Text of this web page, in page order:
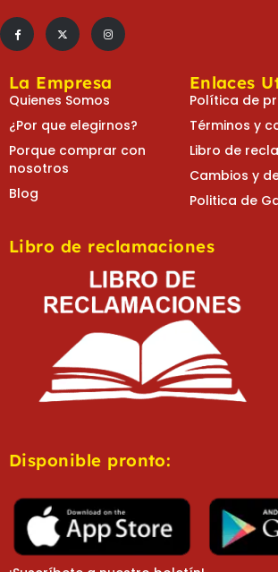
La Empresa
Quienes Somos
¿Por que elegirnos?
Porque comprar con
nosotros
Blog
Enlaces
Política de
Términos y
Libro de
Cambios y
Politica de
Libro de reclamaciones
Disponible pronto: